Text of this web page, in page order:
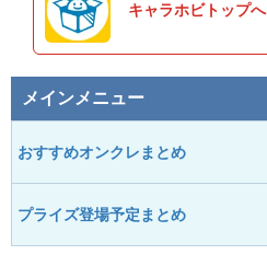
キャラホビトップへ
メインメニュー
おすすめオンクレまとめ
プライズ登場予定まとめ